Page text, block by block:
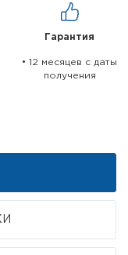
Гарантия
• 12 месяцев c даты
получения